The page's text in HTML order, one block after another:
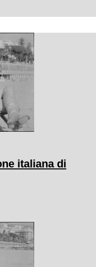
italiana di